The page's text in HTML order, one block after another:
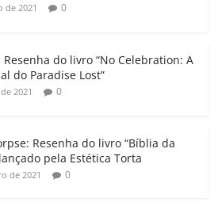
de 2021 0
Resenha do livro “No Celebration: A
do Paradise Lost”
2021 0
Resenha do livro “Bíblia da
pela Estética Torta
de 2021 0